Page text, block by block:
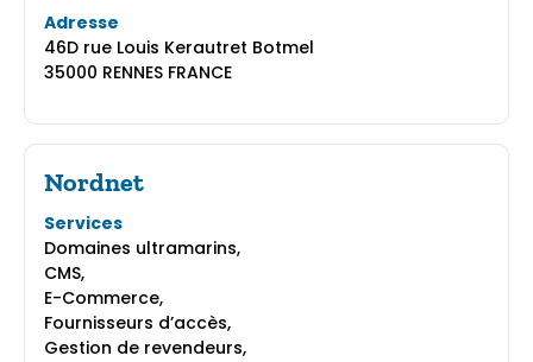
Adresse
46D rue Louis Kerautret Botmel
35000 RENNES FRANCE
Nordnet
Services
Domaines ultramarins,
CMS,
E-Commerce,
Fournisseurs d’accès,
Gestion de revendeurs,